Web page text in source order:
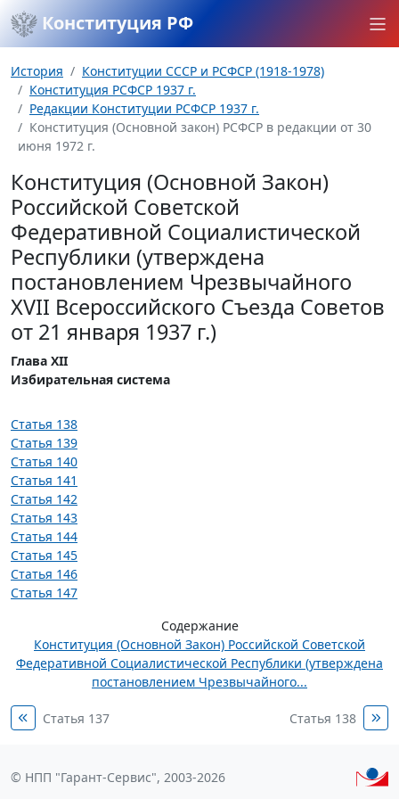
Конституция РФ
История
Конституции СССР и РСФСР (1918-1978)
Конституция РСФСР 1937 г.
Редакции Конституции РСФСР 1937 г.
Конституция (Основной закон) РСФСР в редакции от 30
июня 1972 г.
Конституция (Основной Закон)
Российской Советской
Федеративной Социалистической
Республики (утверждена
постановлением Чрезвычайного
XVII Всероссийского Съезда Советов
от 21 января 1937 г.)
Глава XII
Избирательная система
Статья 138
Статья 139
Статья 140
Статья 141
Статья 142
Статья 143
Статья 144
Статья 145
Статья 146
Статья 147
Содержание
Конституция (Основной Закон) Российской Советской
Федеративной Социалистической Республики (утверждена
постановлением Чрезвычайного...
Статья 137 Статья 138
© НПП "Гарант-Сервис", 2003-2026